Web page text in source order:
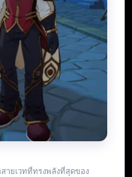
ายเวทที่ทรงพลังที่สุดของ